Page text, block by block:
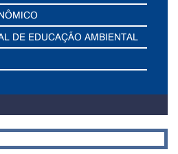
DE EDUCAÇÃO AMBIENTAL